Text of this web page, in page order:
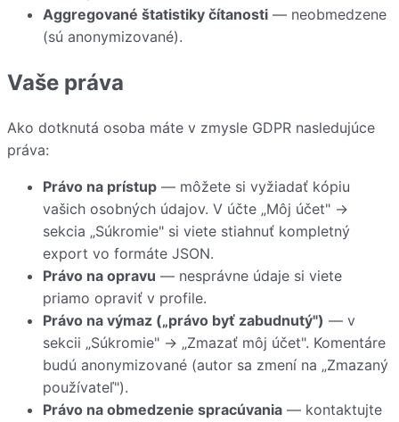
Aggregované štatistiky čítanosti — neobmedzene
(sú anonymizované).
Vaše práva
Ako dotknutá osoba máte v zmysle GDPR nasledujúce
práva:
Právo na prístup — môžete si vyžiadať kópiu
vašich osobných údajov. V účte „Môj účet" →
sekcia „Súkromie" si viete stiahnuť kompletný
export vo formáte JSON.
Právo na opravu — nesprávne údaje si viete
priamo opraviť v profile.
Právo na výmaz („právo byť zabudnutý") — v
sekcii „Súkromie" → „Zmazať môj účet". Komentáre
budú anonymizované (autor sa zmení na „Zmazaný
používateľ").
Právo na obmedzenie spracúvania — kontaktujte